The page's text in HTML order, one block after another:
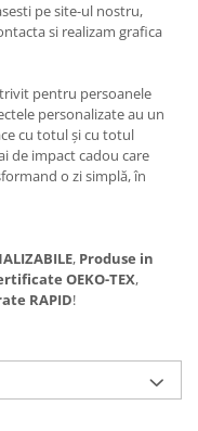
pe site-ul nostru,
si realizam grafica
pentru persoanele
personalizate au un
cu totul și cu totul
de impact cadou care
o zi simplă, în
, Produse in
OEKO-TEX,
RAPID!